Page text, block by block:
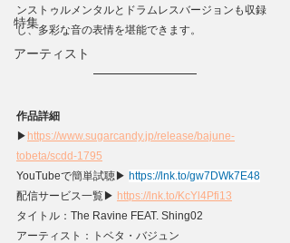
特集
アーティスト
ンストゥルメンタルとドラムレスバージョンも収録
し、多彩な音の表情を堪能できます。
作品詳細
▶ https://www.sugarcandy.jp/release/bajune-
tobeta/scdd-1795
YouTubeで簡単試聴▶ https://lnk.to/gw7DWk7E48
配信サービス⼀覧▶ https://lnk.to/KcYl4Pfi13
タイトル：The Ravine FEAT. Shing02
アーティスト：トベタ・バジュン